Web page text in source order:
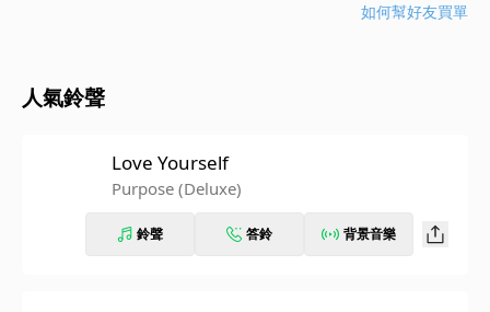
如何幫好友買單
人氣鈴聲
Love Yourself
Purpose (Deluxe)
鈴聲 答鈴 背景音樂